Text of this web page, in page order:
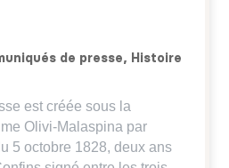
de presse, Histoire
est créée sous la
Olivi-Malaspina par
5 octobre 1828, deux ans